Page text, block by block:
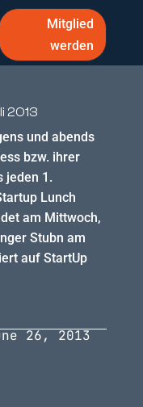
Mitglied
werden
2013
und abends
bzw. ihrer
jeden 1.
Lunch
am Mittwoch,
Stubn am
auf StartUp
26, 2013